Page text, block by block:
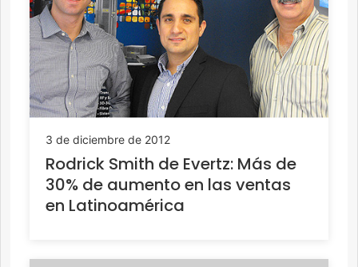
3 de diciembre de 2012
Rodrick Smith de Evertz: Más de
30% de aumento en las ventas
en Latinoamérica